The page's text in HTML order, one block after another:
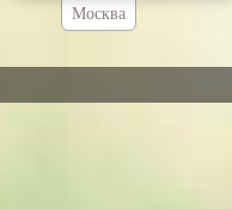
Москва